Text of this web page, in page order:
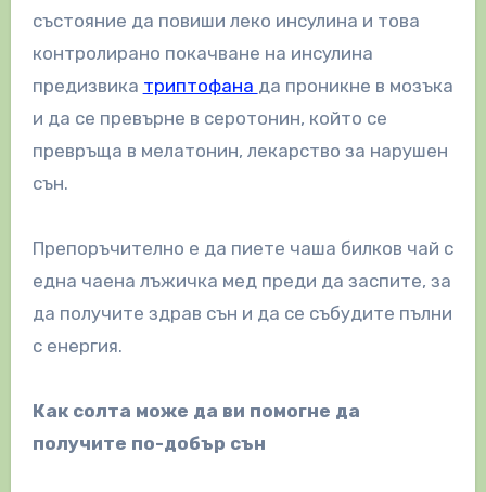
състояние да повиши леко инсулина и това
контролирано покачване на инсулина
предизвика триптофана да проникне в мозъка
и да се превърне в серотонин, който се
превръща в мелатонин, лекарство за нарушен
сън.
Препоръчително е да пиете чаша билков чай с
една чаена лъжичка мед преди да заспите, за
да получите здрав сън и да се събудите пълни
с енергия.
Как солта може да ви помогне да
получите по-добър сън